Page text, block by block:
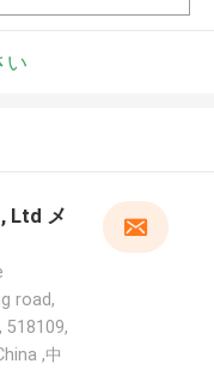
い
Ltd メ
road,
518109,
,中